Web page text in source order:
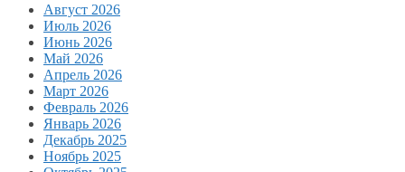
Август 2026
Июль 2026
Июнь 2026
Май 2026
Апрель 2026
Март 2026
Февраль 2026
Январь 2026
Декабрь 2025
Ноябрь 2025